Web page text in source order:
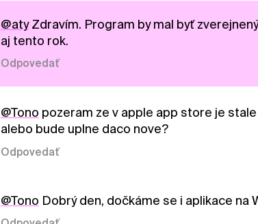
@atyZdravím. Program by mal byť
aj tento rok.
Odpovedať
@Tono pozeram ze v apple app store je
alebo bude uplne daco nove?
Odpovedať
@Tono Dobrý den, dočkáme se i aplikace na